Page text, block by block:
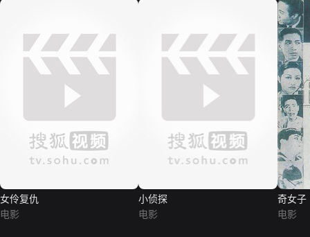
女伶复仇
电影
小侦探
电影
奇女子
电影